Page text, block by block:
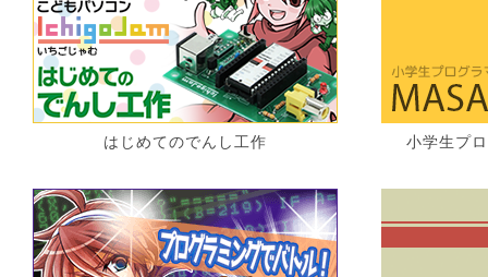
はじめてのでんし工作 小学生プ